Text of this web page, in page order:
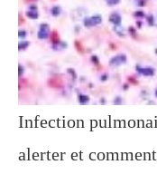
Infection
alerter et